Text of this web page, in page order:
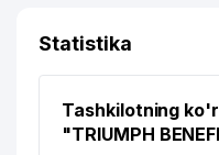
12
13 BORDUR
Statistika
Tashkilotning
"TRIUMPH